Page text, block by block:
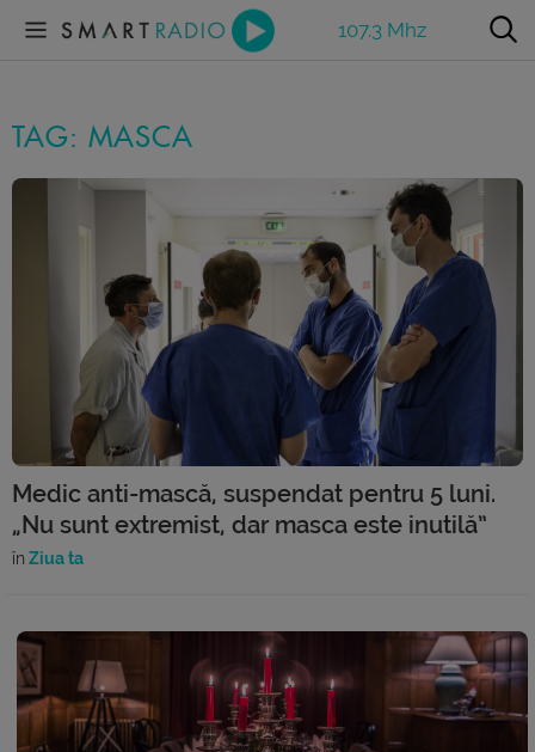
107.3 Mhz
TAG: MASCA
Medic anti-mască, suspendat pentru 5 luni.
„Nu sunt extremist, dar masca este inutilă”
în Ziua ta